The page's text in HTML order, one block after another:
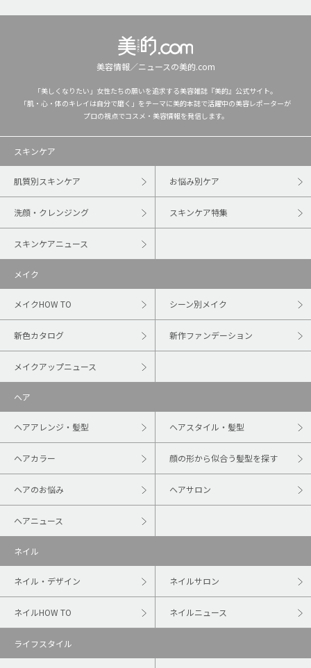
美容情報／ニュースの美的.com
「美しくなりたい」女性たちの願いを追求する美容雑誌『美的』公式サイト。
「肌・心・体のキレイは自分で磨く」をテーマに美的本誌で活躍中の美容レポーターが
プロの視点でコスメ・美容情報を発信します。
スキンケア
肌質別スキンケア お悩み別ケア
洗顔・クレンジング スキンケア特集
スキンケアニュース
メイク
メイクHOW TO シーン別メイク
新色カタログ 新作ファンデーション
メイクアップニュース
ヘア
ヘアアレンジ・髪型 ヘアスタイル・髪型
ヘアカラー 顔の形から似合う髪型を探す
ヘアのお悩み ヘアサロン
ヘアニュース
ネイル
ネイル・デザイン ネイルサロン
ネイルHOW TO ネイルニュース
ライフスタイル